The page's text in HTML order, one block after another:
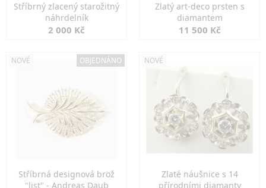
Stříbrný zlacený starožitný
náhrdelník
2 000 Kč
Zlatý art-deco prsten s
diamantem
11 500 Kč
NOVÉ OBJEDNÁNO
Stříbrná designová brož
"list" - Andreas Daub
NOVÉ
Zlaté náušnice s 14
přírodními diamanty